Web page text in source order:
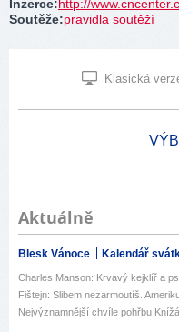
Inzerce:http://
Soutěže:pravidla soutěží
Klasická
Aktuálně
Blesk Vánoce Kalendář
Charles Manson: Krvavý kejklíř a
Fištejn: Slibem nezarmoutíš.
Nejvýznamnější chvíle pohřbu